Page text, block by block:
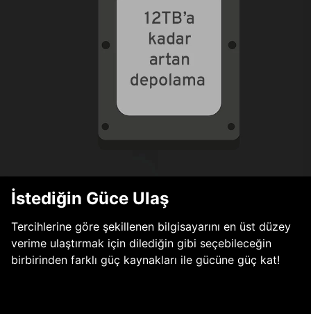
İstediğin Güce Ulaş
Tercihlerine göre şekillenen bilgisayarını en üst düzey
verime ulaştırmak için dilediğin gibi seçebileceğin
birbirinden farklı güç kaynakları ile gücüne güç kat!